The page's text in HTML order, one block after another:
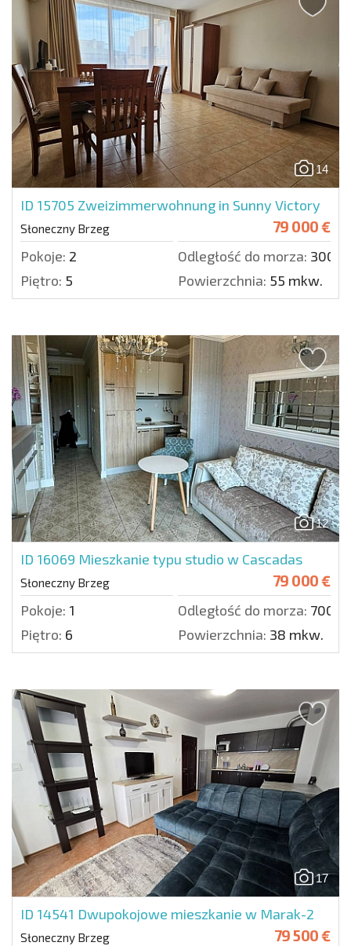
14
ID 15705 Zweizimmerwohnung in Sunny Victory
Słoneczny Brzeg 79 000 €
Pokoje: 2 Odległość do morza: 300
Piętro: 5 Powierzchnia: 55 mkw.
12
ID 16069 Mieszkanie typu studio w Cascadas
Słoneczny Brzeg 79 000 €
Pokoje: 1 Odległość do morza: 700
Piętro: 6 Powierzchnia: 38 mkw.
17
ID 14541 Dwupokojowe mieszkanie w Marak-2
Słoneczny Brzeg 79 500 €